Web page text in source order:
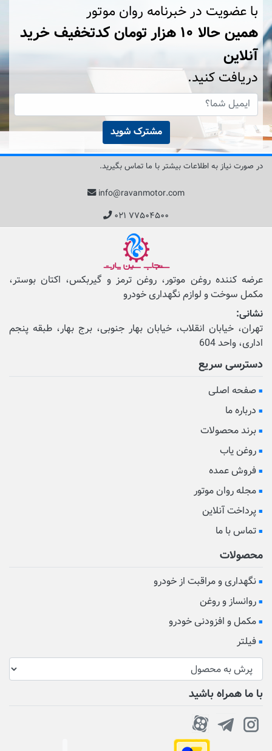
با عضویت در خبرنامه روان موتور
همین حالا ۱۰ هزار تومان کد‌تخفیف خرید
آنلاین
دریافت کنید.
مشترک شوید
در صورت نیاز به اطلاعات بیشتر با ما تماس بگیرید.
info@ravanmotor.com
۰۲۱ ۷۷۵۰۴۵۰۰
عرضه کننده روغن موتور، روغن ترمز و گیربکس، اکتان بوستر،
مکمل‌ سوخت و لوازم نگهداری خودرو
نشانی:
تهران، خیابان انقلاب، خیابان بهار جنوبی، برج بهار، طبقه پنجم
اداری، واحد 604
دسترسی سریع
صفحه اصلی
درباره ما
برند محصولات
روغن یاب
فروش عمده
مجله روان موتور
پرداخت آنلاین
تماس با ما
محصولات
نگهداری و مراقبت از خودرو
روانساز و روغن
مکمل و افزودنی خودرو
فیلتر
با ما همراه باشید